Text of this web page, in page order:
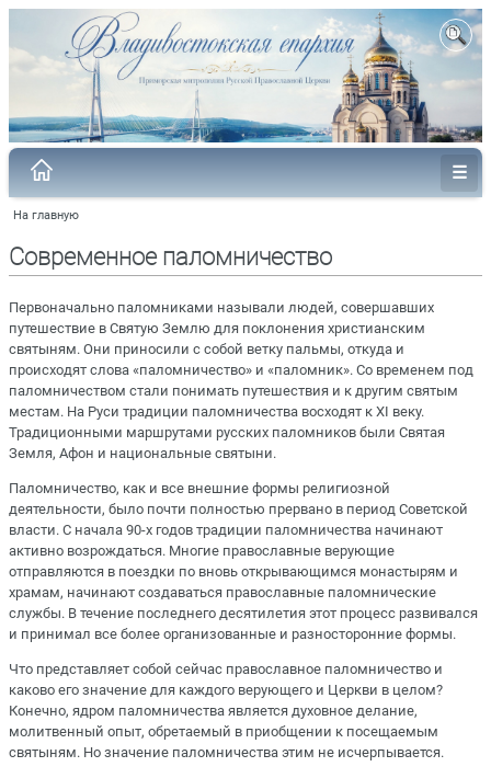
На главную
Современное паломничество
Первоначально паломниками называли людей, совершавших
путешествие в Святую Землю для поклонения христианским
святыням. Они приносили с собой ветку пальмы, откуда и
происходят слова «паломничество» и «паломник». Со временем под
паломничеством стали понимать путешествия и к другим святым
местам. На Руси традиции паломничества восходят к XI веку.
Традиционными маршрутами русских паломников были Святая
Земля, Афон и национальные святыни.
Паломничество, как и все внешние формы религиозной
деятельности, было почти полностью прервано в период Советской
власти. С начала 90-х годов традиции паломничества начинают
активно возрождаться. Многие православные верующие
отправляются в поездки по вновь открывающимся монастырям и
храмам, начинают создаваться православные паломнические
службы. В течение последнего десятилетия этот процесс развивался
и принимал все более организованные и разносторонние формы.
Что представляет собой сейчас православное паломничество и
каково его значение для каждого верующего и Церкви в целом?
Конечно, ядром паломничества является духовное делание,
молитвенный опыт, обретаемый в приобщении к посещаемым
святыням. Но значение паломничества этим не исчерпывается.